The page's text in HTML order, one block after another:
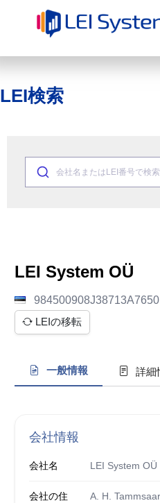
LEI検索
会社名またはLEI番号で検索
LEI System OÜ
984500908J38713A7650
LEIの移転
一般情報 詳細
会社情報
会社名 LEI System OÜ
会社の住
A. H.